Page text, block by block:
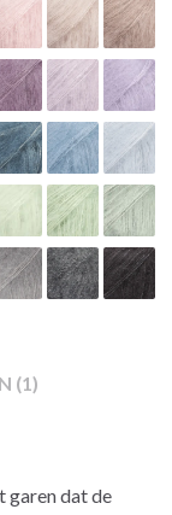
(1)
garen dat de